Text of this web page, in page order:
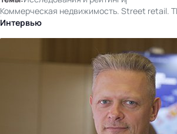
Коммерческая недвижимость. Street retail.
Интервью